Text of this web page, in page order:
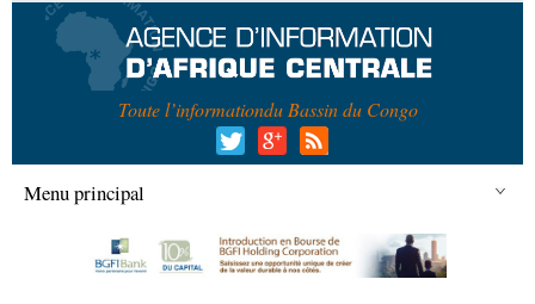
Toute l’informationdu Bassin du Congo
Menu principal